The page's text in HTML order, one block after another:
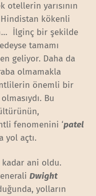
yarısının
kökenli
İlginç bir şekilde
tamamı
geliyor. Daha da
olmamakla
önemli bir
olmasıydı. Bu
fenomenini ‘patel
yol açtı.
ani oldu.
Dwight
yolların